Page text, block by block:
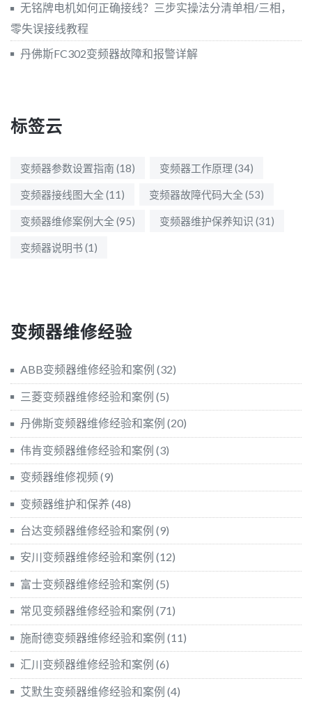
无铭牌电机如何正确接线？三步实操法分清单相/三相，
零失误接线教程
丹佛斯FC302变频器故障和报警详解
标签云
变频器参数设置指南 (18) 变频器工作原理 (34)
变频器接线图大全(11) 变频器故障代码大全(53)
变频器维修案例大全(95) 变频器维护保养知识 (31)
变频器说明书 (1)
变频器维修经验
ABB变频器维修经验和案例 (32)
三菱变频器维修经验和案例 (5)
丹佛斯变频器维修经验和案例 (20)
伟肯变频器维修经验和案例 (3)
变频器维修视频(9)
变频器维护和保养 (48)
台达变频器维修经验和案例 (9)
安川变频器维修经验和案例 (12)
富士变频器维修经验和案例 (5)
常见变频器维修经验和案例 (71)
施耐德变频器维修经验和案例 (11)
汇川变频器维修经验和案例 (6)
艾默生变频器维修经验和案例 (4)